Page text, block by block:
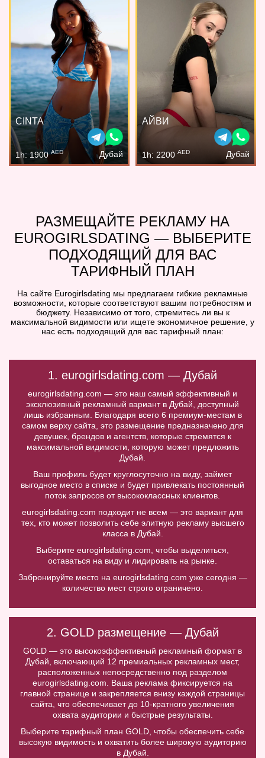
CINTA
1h: 1900AED Дубай
АЙВИ
1h: 2200 AED Дубай
РАЗМЕЩАЙТЕ РЕКЛАМУ НА
EUROGIRLSDATING — ВЫБЕРИТЕ
ПОДХОДЯЩИЙ ДЛЯ ВАС
ТАРИФНЫЙ ПЛАН
На сайте Eurogirlsdating мы предлагаем гибкие рекламные
возможности, которые соответствуют вашим потребностям и
бюджету. Независимо от того, стремитесь ли вы к
максимальной видимости или ищете экономичное решение, у
нас есть подходящий для вас тарифный план:
1. eurogirlsdating.com — Дубай
eurogirlsdating.com — это наш самый эффективный и
эксклюзивный рекламный вариант в Дубай, доступный
лишь избранным. Благодаря всего 6 премиум-местам в
самом верху сайта, это размещение предназначено для
девушек, брендов и агентств, которые стремятся к
максимальной видимости, которую может предложить
Дубай.
Ваш профиль будет круглосуточно на виду, займет
выгодное место в списке и будет привлекать постоянный
поток запросов от высококлассных клиентов.
eurogirlsdating.com подходит не всем — это вариант для
тех, кто может позволить себе элитную рекламу высшего
класса в Дубай.
Выберите eurogirlsdating.com, чтобы выделиться,
оставаться на виду и лидировать на рынке.
Забронируйте место на eurogirlsdating.com уже сегодня —
количество мест строго ограничено.
2. GOLD размещение — Дубай
GOLD — это высокоэффективный рекламный формат в
Дубай, включающий 12 премиальных рекламных мест,
расположенных непосредственно под разделом
eurogirlsdating.com. Ваша реклама фиксируется на
главной странице и закрепляется внизу каждой страницы
сайта, что обеспечивает до 10-кратного увеличения
охвата аудитории и быстрые результаты.
Выберите тарифный план GOLD, чтобы обеспечить себе
высокую видимость и охватить более широкую аудиторию
в Дубай.